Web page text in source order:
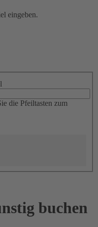
eingeben.
die Pfeiltasten zum
buchen